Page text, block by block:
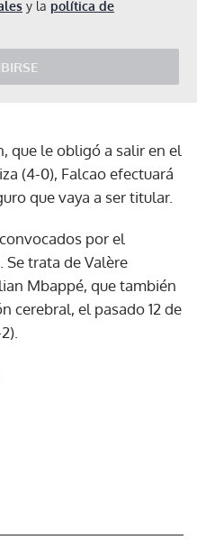
y la política de
que le obligó a salir en el
(4-0), Falcao efectuará
que vaya a ser titular.
por el
Se trata de Valère
Mbappé, que también
cerebral, el pasado 12 de